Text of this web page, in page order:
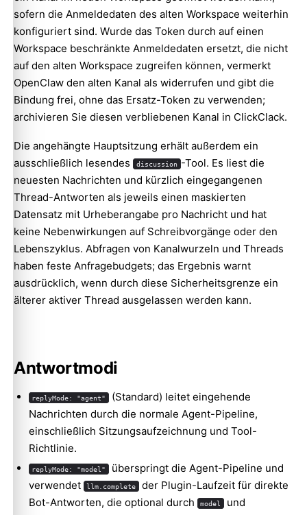
sofern die Anmeldedaten des alten Workspace weiterhin
konfiguriert sind. Wurde das Token durch auf einen
Workspace beschränkte Anmeldedaten ersetzt, die nicht
auf den alten Workspace zugreifen können, vermerkt
OpenClaw den alten Kanal als widerrufen und gibt die
Bindung frei, ohne das Ersatz-Token zu verwenden;
archivieren Sie diesen verbliebenen Kanal in ClickClack.
Die angehängte Hauptsitzung erhält außerdem ein
ausschließlich lesendes
discussion -Tool. Es liest die
neuesten Nachrichten und kürzlich eingegangenen
Thread-Antworten als jeweils einen maskierten
Datensatz mit Urheberangabe pro Nachricht und hat
keine Nebenwirkungen auf Schreibvorgänge oder den
Lebenszyklus. Abfragen von Kanalwurzeln und Threads
haben feste Anfragebudgets; das Ergebnis warnt
ausdrücklich, wenn durch diese Sicherheitsgrenze ein
älterer aktiver Thread ausgelassen werden kann.
Antwortmodi
replyMode: "agent"
(Standard) leitet eingehende
Nachrichten durch die normale Agent-Pipeline,
einschließlich Sitzungsaufzeichnung und Tool-
Richtlinie.
replyMode: "model"
überspringt die Agent-Pipeline und
verwendet
llm.complete
der Plugin-Laufzeit für direkte
Bot-Antworten, die optional durch
model und